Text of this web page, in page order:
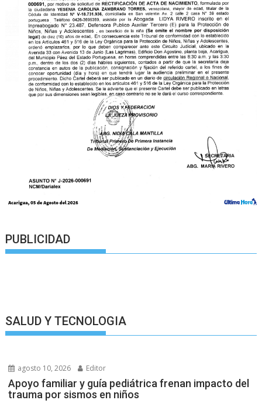
PUBLICIDAD
SALUD Y TECNOLOGIA
agosto 10, 2026 Editor
Apoyo familiar y guía pediátrica frenan impacto del
trauma por sismos en niños